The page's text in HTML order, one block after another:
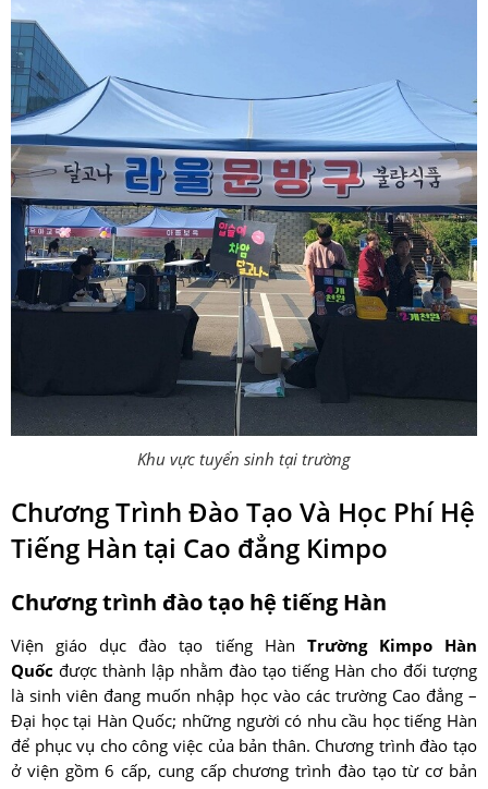
Khu vực tuyển sinh tại trường
Chương Trình Đào Tạo Và Học Phí Hệ
Tiếng Hàn tại Cao đẳng Kimpo
Chương trình đào tạo hệ tiếng Hàn
Viện giáo dục đào tạo tiếng Hàn Trường Kimpo Hàn
Quốc được thành lập nhằm đào tạo tiếng Hàn cho đối tượng
là sinh viên đang muốn nhập học vào các trường Cao đẳng –
Đại học tại Hàn Quốc; những người có nhu cầu học tiếng Hàn
để phục vụ cho công việc của bản thân. Chương trình đào tạo
ở viện gồm 6 cấp, cung cấp chương trình đào tạo từ cơ bản